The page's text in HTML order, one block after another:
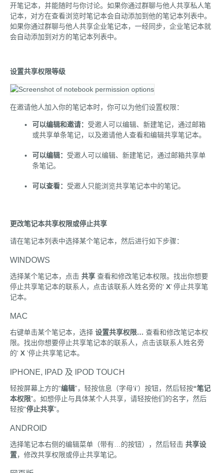
开笔记本，并能随时与你讨论。如果你通过群聊与他人共享私人笔
记本，对方在查看浏览时笔记本会自动添加到他的笔记本列表中。
如果你通过群聊与他人共享企业笔记本，一经同步，企业笔记本就
会自动添加到对方的笔记本列表中。
设置共享权限等级
在邀请他人加入你的笔记本时，你可以为他们设置权限：
可以编辑和邀请： 受邀人可以编辑、新建笔记，通过邮箱
或共享单条笔记，以及邀请他人查看和编辑共享笔记本。
可以编辑： 受邀人可以编辑、新建笔记，通过邮箱共享单
条笔记。
可以查看： 受邀人只能浏览共享笔记本中的笔记。
更改笔记本共享权限或停止共享
请在笔记本列表中选择某个笔记本，然后进行如下步骤：
WINDOWS
选择某个笔记本，点击 共享 查看和修改笔记本权限。找出你想要
停止共享笔记本的联系人，点击该联系人姓名旁的‘ X’ 停止共享笔
记本。
MAC
右键单击某个笔记本，选择 设置共享权限… 查看和修改笔记本权
限。找出你想要停止共享笔记本的联系人，点击该联系人姓名旁
的‘ X ’停止共享笔记本。
IPHONE, IPAD 及 IPOD TOUCH
轻按屏幕上方的“编辑”，轻按信息（字母‘i’）按钮，然后轻按“笔记
本权限”。如想停止与具体某个人共享，请轻按他们的名字，然后
轻按“停止共享”。
ANDROID
选择笔记本右侧的编辑菜单（带有…的按钮），然后轻击 共享设
置，修改共享权限或停止共享笔记。